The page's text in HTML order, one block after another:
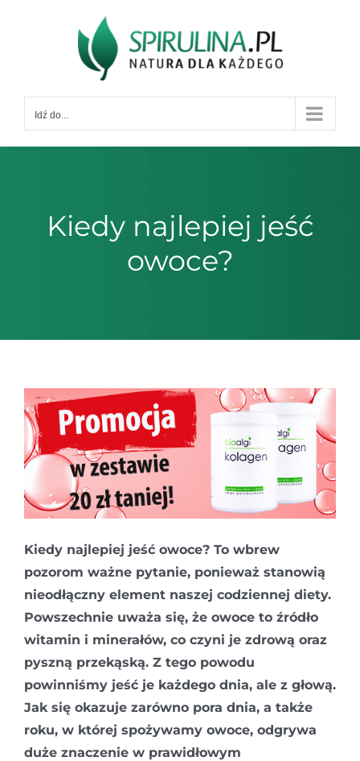
Idź do...
Kiedy najlepiej jeść
owoce?
Kiedy najlepiej jeść owoce? To wbrew
pozorom ważne pytanie, ponieważ stanowią
nieodłączny element naszej codziennej diety.
Powszechnie uważa się, że owoce to źródło
witamin i minerałów, co czyni je zdrową oraz
pyszną przekąską. Z tego powodu
powinniśmy jeść je każdego dnia, ale z głową.
Jak się okazuje zarówno pora dnia, a także
roku, w której spożywamy owoce, odgrywa
duże znaczenie w prawidłowym